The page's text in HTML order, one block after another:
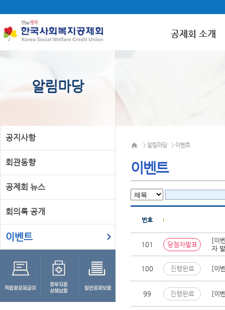
공제회 소개
알림마당
공지사항
회관동향
공제회 뉴스
회의록 공개
이벤트
> 알림마당 > 이벤트
이벤트
번호
101 당첨자발표
[이
자
100 진행완료 [이
99 진행완료 [이